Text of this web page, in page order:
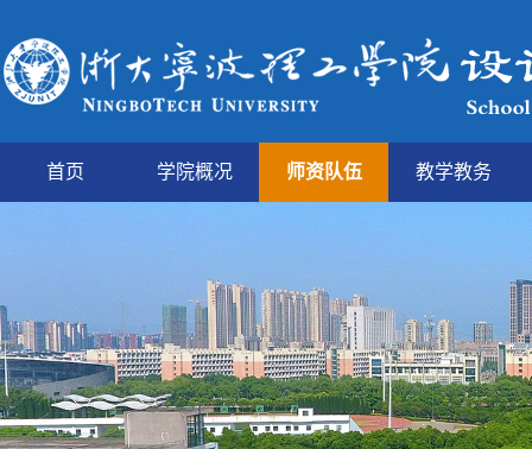
首页 学院概况 师资队伍 教学教务